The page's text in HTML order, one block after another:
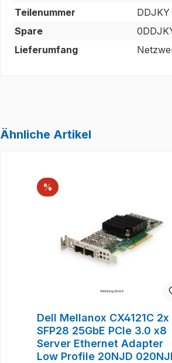
Teilenummer
DDJKY
Spare
Lieferumfang
Ähnliche Artikel
% Rabatt
Dell Mellanox CX4121C 2x
SFP28 25GbE PCIe 3.0 x8
Server Ethernet Adapter
Low Profile 20NJD